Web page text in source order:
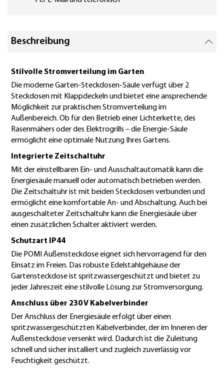
Beschreibung
Stilvolle Stromverteilung im Garten
Die moderne Garten-Steckdosen-Säule verfügt über 2
Steckdosen mit Klappdeckeln und bietet eine ansprechende
Möglichkeit zur praktischen Stromverteilung im
Außenbereich. Ob für den Betrieb einer Lichterkette, des
Rasenmähers oder des Elektrogrills – die Energie-Säule
ermöglicht eine optimale Nutzung Ihres Gartens.
Integrierte Zeitschaltuhr
Mit der einstellbaren Ein- und Ausschaltautomatik kann die
Energiesäule manuell oder automatisch betrieben werden.
Die Zeitschaltuhr ist mit beiden Steckdosen verbunden und
ermöglicht eine komfortable An- und Abschaltung. Auch bei
ausgeschalteter Zeitschaltuhr kann die Energiesäule über
einen zusätzlichen Schalter aktiviert werden.
Schutzart IP44
Die POMI Außensteckdose eignet sich hervorragend für den
Einsatz im Freien. Das robuste Edelstahlgehäuse der
Gartensteckdose ist spritzwassergeschützt und bietet zu
jeder Jahreszeit eine stilvolle Lösung zur Stromversorgung.
Anschluss über 230 V Kabelverbinder
Der Anschluss der Energiesäule erfolgt über einen
spritzwassergeschützten Kabelverbinder, der im Inneren der
Außensteckdose versenkt wird. Dadurch ist die Zuleitung
schnell und sicher installiert und zugleich zuverlässig vor
Feuchtigkeit geschützt.